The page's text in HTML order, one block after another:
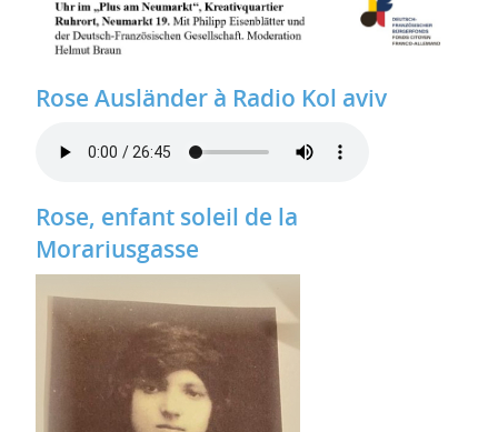
Rose Ausländer à Radio Kol aviv
Rose, enfant soleil de la
Morariusgasse